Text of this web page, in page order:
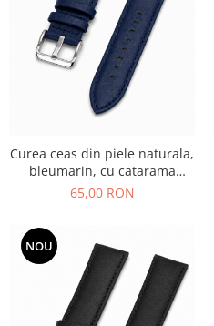
Curea ceas din piele naturala,
bleumarin, cu catarama
metalica, cu burete
65,00 RON
NOU